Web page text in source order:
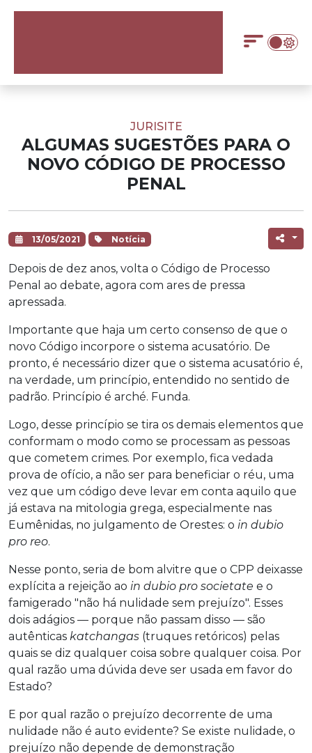
JURISITE
ALGUMAS SUGESTÕES PARA O
NOVO CÓDIGO DE PROCESSO
PENAL
13/05/2021 Notícia
Depois de dez anos, volta o Código de Processo
Penal ao debate, agora com ares de pressa
apressada.
Importante que haja um certo consenso de que o
novo Código incorpore o sistema acusatório. De
pronto, é necessário dizer que o sistema acusatório é,
na verdade, um princípio, entendido no sentido de
padrão. Princípio é arché. Funda.
Logo, desse princípio se tira os demais elementos que
conformam o modo como se processam as pessoas
que cometem crimes. Por exemplo, fica vedada
prova de ofício, a não ser para beneficiar o réu, uma
vez que um código deve levar em conta aquilo que
já estava na mitologia grega, especialmente nas
Eumênidas, no julgamento de Orestes: o in dubio
pro reo.
Nesse ponto, seria de bom alvitre que o CPP deixasse
explícita a rejeição ao in dubio pro societate e o
famigerado "não há nulidade sem prejuízo". Esses
dois adágios — porque não passam disso — são
autênticas katchangas (truques retóricos) pelas
quais se diz qualquer coisa sobre qualquer coisa. Por
qual razão uma dúvida deve ser usada em favor do
Estado?
E por qual razão o prejuízo decorrente de uma
nulidade não é auto evidente? Se existe nulidade, o
prejuízo não depende de demonstração